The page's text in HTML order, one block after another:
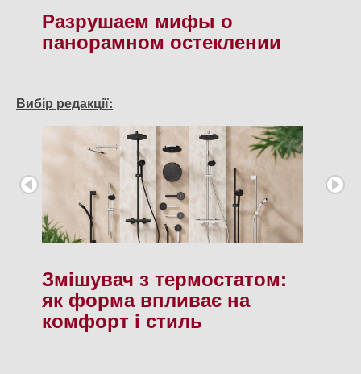
Разрушаем мифы о
панорамном остеклении
Вибір редакції:
Змішувач з термостатом:
як форма впливає на
комфорт і стиль